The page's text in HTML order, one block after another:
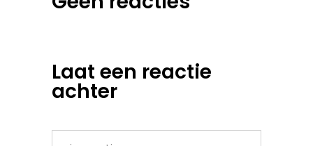
Laat een reactie
achter